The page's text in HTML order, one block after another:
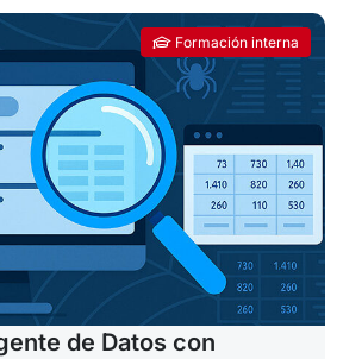
Formación interna
de Datos con